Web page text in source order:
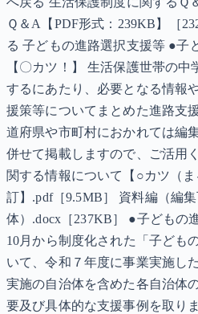
Ｑ＆A【PDF形式：239KB】［
る 子どもの進路選択支援等 ●子
【〇カツ！】 生活保護世帯の
するにあたり、必要となる情報
援策等についてまとめた進路支
道府県や市町村におかれては編
併せて掲載しますので、ご活用
関する情報について【○カツ（
訂】.pdf［9.5MB］ 資料編（編
体）.docx［237KB］ ●子どもの
10月から制度化された「子ども
いて、令和７年度に事業実施し
実施の自治体を含めた各自治体
要及び具体的な支援事例を取り